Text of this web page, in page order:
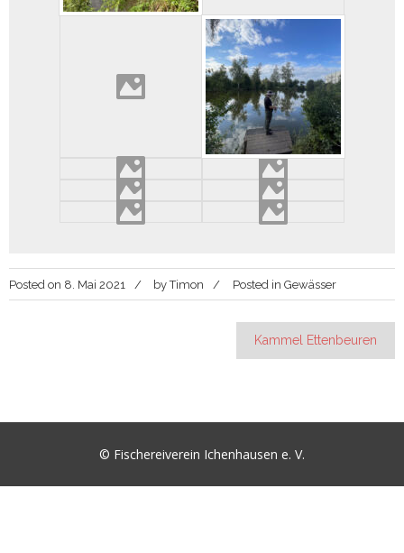
Posted on 8. Mai 2021 byTimon Posted in Gewässer
Kammel Ettenbeuren
© Fischereiverein Ichenhausen e. V.